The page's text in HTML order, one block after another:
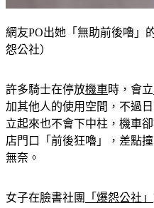
網友PO出她「無助前後嚕」
怨公社）
許多騎士在停放機車時，會立
加其他人的使用空間，不過
立起來也不會下中柱，機車
店門口「前後狂嚕」，差點
無奈。
女子在臉書社團 「爆怨公社」